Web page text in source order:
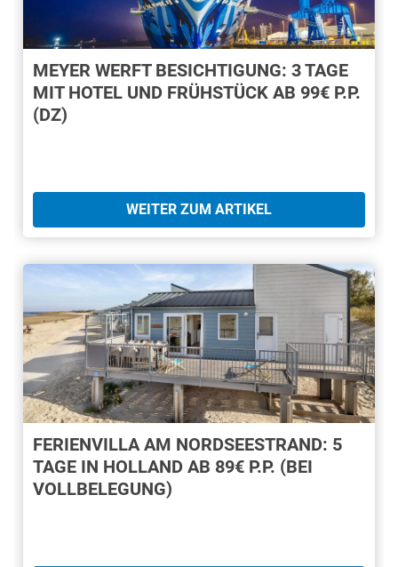
MEYER WERFT BESICHTIGUNG: 3 TAGE
MIT HOTEL UND FRÜHSTÜCK AB 99€ P.P.
(DZ)
WEITER ZUM ARTIKEL
FERIENVILLA AM NORDSEESTRAND: 5
TAGE IN HOLLAND AB 89€ P.P. (BEI
VOLLBELEGUNG)